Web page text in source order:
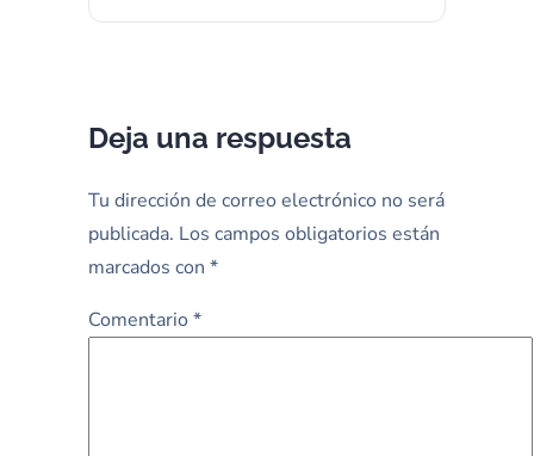
Deja una respuesta
Tu dirección de correo electrónico no será
publicada. Los campos obligatorios están
marcados con *
Comentario *